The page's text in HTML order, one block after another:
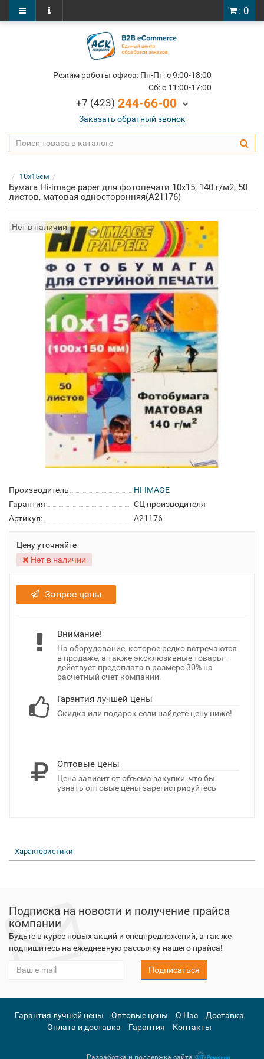
: 0
Режим работы офиса: Пн-Пт: c 9:00-18:00
Cб: c 11:00-17:00
+7 (423) 244-66-00
Заказать обратный звонок
10x15см
Бумага Hi-image paper для фотопечати 10x15, 140 г/м2, 50
листов, матовая односторонняя(A21176)
Нет в наличии
Производитель:
HI-IMAGE
Гарантия
СЦ производителя
Артикул:
A21176
Цену уточняйте
Нет в наличии
Запрос цены
Внимание!
На оборудование, которое редко встречаются
в продаже, а также эксклюзивные товары -
действует предоплата в размере 30% на
расчетный счет компании.
Гарантия лучшей цены
Скидка или подарок если найдете цену ниже!
Оптовые цены
Цена зависит от объема закупки, что бы
узнать оптовые цены зарегистрируйтесь
Характеристики
Подписка на новости и получение прайса
компании
Будьте в курсе новых акций и спецпредложений, а так же
подпишитесь на ежедневную рассылку нашего прайса!
Подписаться
Гарантия лучшей цены Оптовые цены О Нас
Доставка
Оплата и доставка
Гарантия Контакты
Разработка и поддержка сайта